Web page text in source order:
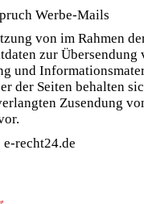
Werbe-Mails
von im Rahmen
zur
und
der Seiten behalten
Zusendung
recht24.de